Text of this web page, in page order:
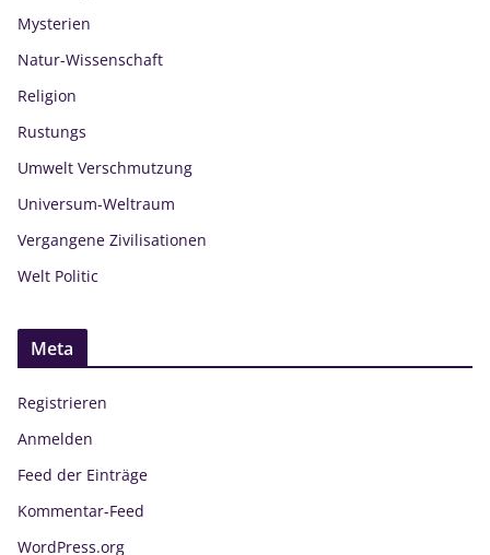
Mysterien
Natur-Wissenschaft
Religion
Rustungs
Umwelt Verschmutzung
Universum-Weltraum
Vergangene Zivilisationen
Welt Politic
Meta
Registrieren
Anmelden
Feed der Einträge
Kommentar-Feed
WordPress.org